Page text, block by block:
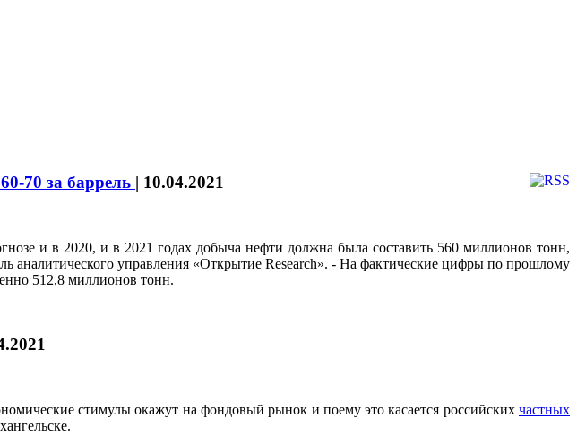
70 за баррель | 10.04.2021
и в 2020, и в 2021 годах добыча нефти должна была составить 560 миллионов тонн,
управления «Открытие Research». - На фактические цифры по прошлому
512,8 миллионов тонн.
стимулы окажут на фондовый рынок и поему это касается российских частных